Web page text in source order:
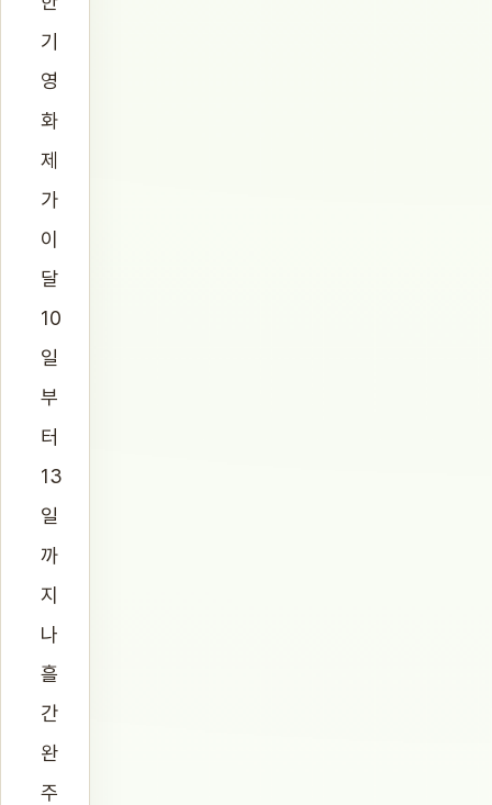
기
영
화
제
가
이
달
10
일
부
터
13
일
까
지
나
흘
간
완
주